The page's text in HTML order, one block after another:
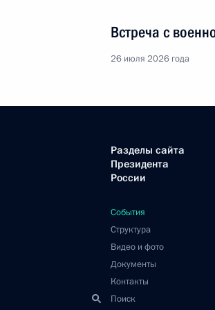
Встреча с
26 июля 2026 года
Разделы сайта
Президента
России
События
Структура
Видео и фото
Документы
Контакты
Поиск